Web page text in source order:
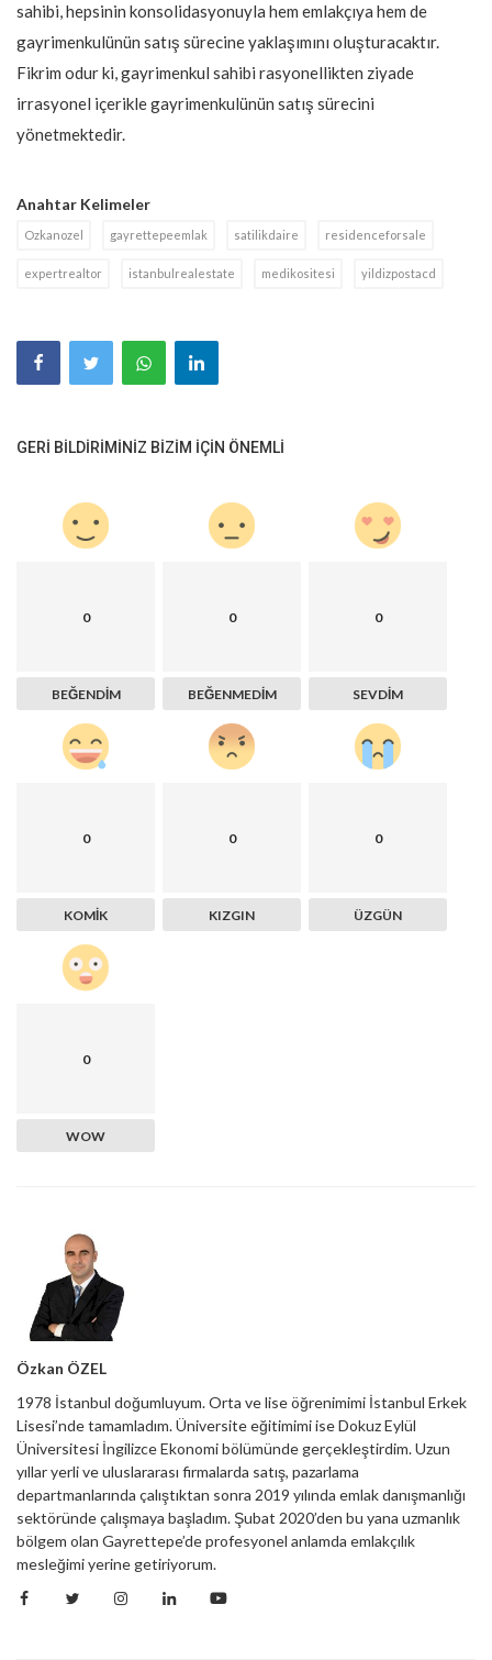
sahibi, hepsinin konsolidasyonuyla hem emlakçıya hem de
gayrimenkulünün satış sürecine yaklaşımını oluşturacaktır.
Fikrim odur ki, gayrimenkul sahibi rasyonellikten ziyade
irrasyonel içerikle gayrimenkulünün satış sürecini
yönetmektedir.
Anahtar Kelimeler
Ozkanozel gayrettepeemlak satilikdaire residenceforsale
expertrealtor istanbulrealestate medikositesi yildizpostacd
GERI BILDIRIMINIZ BIZIM IÇIN ÖNEMLI
0
BEĞENDIM
0
BEĞENMEDIM
0
SEVDIM
0
KOMIK
0
KIZGIN
0
ÜZGÜN
0
WOW
Özkan ÖZEL
1978 İstanbul doğumluyum. Orta ve lise öğrenimimi İstanbul Erkek
Lisesi’nde tamamladım. Üniversite eğitimimi ise Dokuz Eylül
Üniversitesi İngilizce Ekonomi bölümünde gerçekleştirdim. Uzun
yıllar yerli ve uluslararası firmalarda satış, pazarlama
departmanlarında çalıştıktan sonra 2019 yılında emlak danışmanlığı
sektöründe çalışmaya başladım. Şubat 2020’den bu yana uzmanlık
bölgem olan Gayrettepe’de profesyonel anlamda emlakçılık
mesleğimi yerine getiriyorum.